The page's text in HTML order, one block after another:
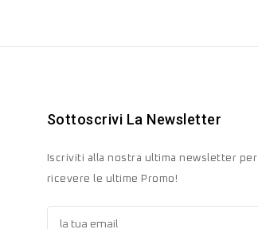
Sottoscrivi La Newsletter
Iscriviti alla nostra ultima newsletter per
ricevere le ultime Promo!